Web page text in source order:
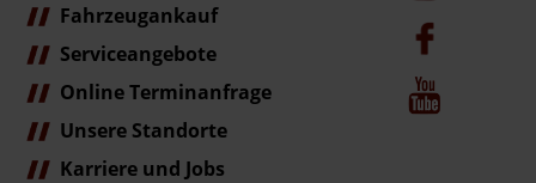
Fahrzeugankauf
Serviceangebote
Online Terminanfrage
Unsere Standorte
Karriere und Jobs